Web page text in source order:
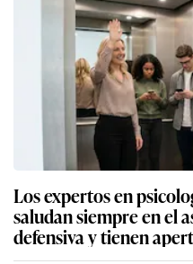
Los expertos en
saludan siempre en el
defensiva y tienen